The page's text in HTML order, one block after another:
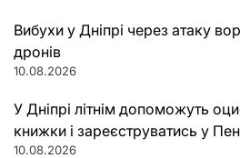
Вибухи у Дніпрі через атаку
дронів
10.08.2026
У Дніпрі літнім допоможуть
книжки і зареєструватись у
10.08.2026